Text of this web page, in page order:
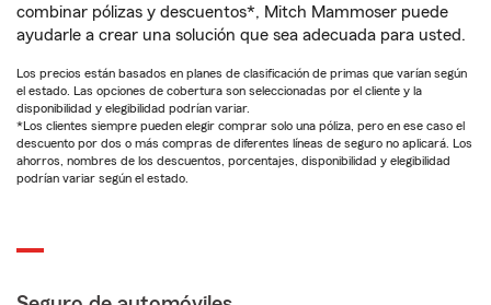
combinar pólizas y descuentos*, Mitch Mammoser puede
ayudarle a crear una solución que sea adecuada para usted.
Los precios están basados en planes de clasificación de primas que varían según
el estado. Las opciones de cobertura son seleccionadas por el cliente y la
disponibilidad y elegibilidad podrían variar.
*Los clientes siempre pueden elegir comprar solo una póliza, pero en ese caso el
descuento por dos o más compras de diferentes líneas de seguro no aplicará. Los
ahorros, nombres de los descuentos, porcentajes, disponibilidad y elegibilidad
podrían variar según el estado.